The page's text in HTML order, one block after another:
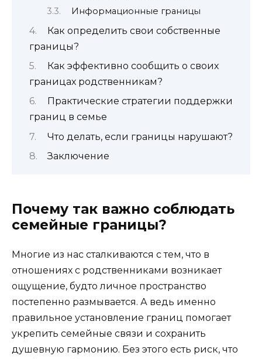
Информационные границы
Как определить свои собственные
границы?
Как эффективно сообщить о своих
границах родственникам?
Практические стратегии поддержки
границ в семье
Что делать, если границы нарушают?
Заключение
Почему так важно соблюдать
семейные границы?
Многие из нас сталкиваются с тем, что в
отношениях с родственниками возникает
ощущение, будто личное пространство
постепенно размывается. А ведь именно
правильное установление границ помогает
укрепить семейные связи и сохранить
душевную гармонию. Без этого есть риск, что